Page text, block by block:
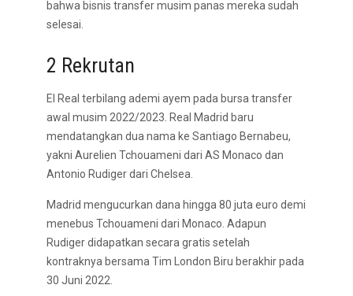
bahwa bisnis transfer musim panas mereka sudah
selesai.
2 Rekrutan
El Real terbilang ademi ayem pada bursa transfer
awal musim 2022/2023. Real Madrid baru
mendatangkan dua nama ke Santiago Bernabeu,
yakni Aurelien Tchouameni dari AS Monaco dan
Antonio Rudiger dari Chelsea.
Madrid mengucurkan dana hingga 80 juta euro demi
menebus Tchouameni dari Monaco. Adapun
Rudiger didapatkan secara gratis setelah
kontraknya bersama Tim London Biru berakhir pada
30 Juni 2022.